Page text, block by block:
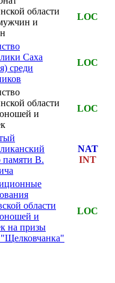
области
и
LOC
Саха
среди
LOC
области
и
LOC
памяти В.
NAT
INT
области
и
на призы
"Щелковчанка"
LOC